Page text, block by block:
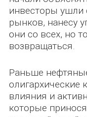
инвесторы ушли
рынков, нанесу
они со всех, но
возвращаться.
Раньше
олигархические
влияния и
которые